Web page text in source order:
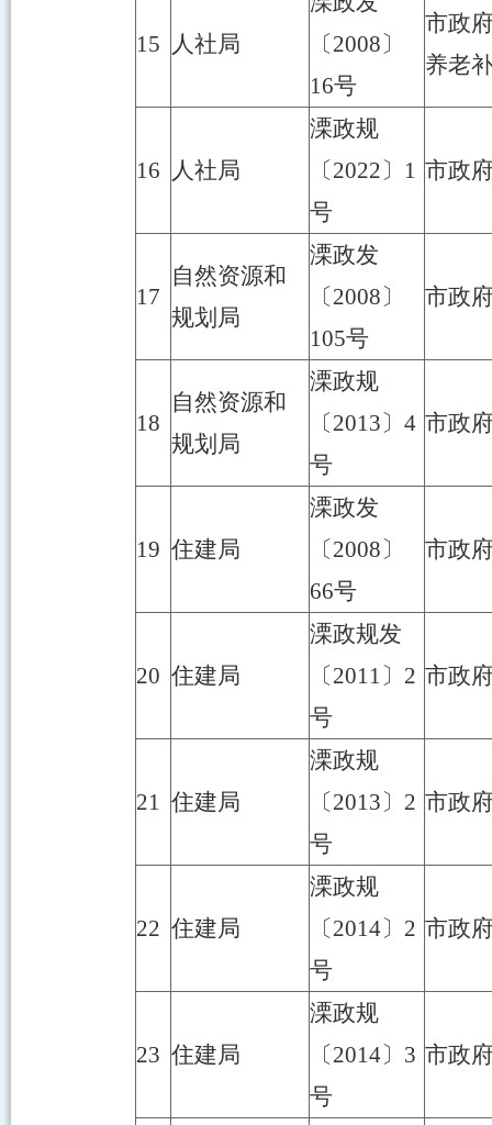
15 人社局
〔2008〕
16号
市政
养老
16 人社局
溧政规
〔2022〕1
号
市政
17
自然资源和
规划局
溧政发
〔2008〕
105号
市政
18
自然资源和
规划局
溧政规
〔2013〕4
号
市政
19 住建局
溧政发
〔2008〕
66号
市政
20 住建局
溧政规发
〔2011〕2
号
市政
21 住建局
溧政规
〔2013〕2
号
市政
22 住建局
溧政规
〔2014〕2
号
市政
23 住建局
溧政规
〔2014〕3
号
市政